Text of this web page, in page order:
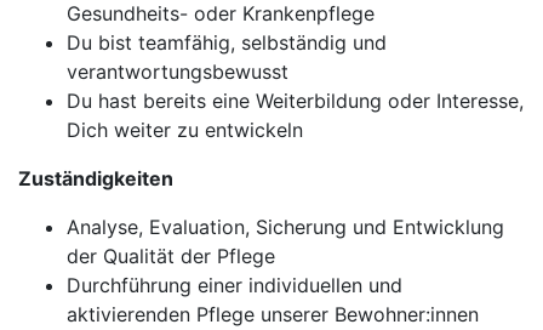
Gesundheits- oder Krankenpflege
Du bist teamfähig, selbständig und
verantwortungsbewusst
Du hast bereits eine Weiterbildung oder Interesse,
Dich weiter zu entwickeln
Zuständigkeiten
Analyse, Evaluation, Sicherung und Entwicklung
der Qualität der Pflege
Durchführung einer individuellen und
aktivierenden Pflege unserer Bewohner:innen